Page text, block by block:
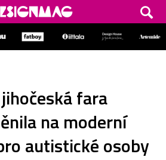
fara
na moderní
autistické osoby